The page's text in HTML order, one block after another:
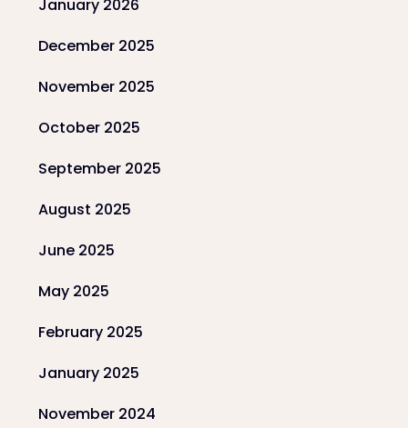
January 2026
December 2025
November 2025
October 2025
September 2025
August 2025
June 2025
May 2025
February 2025
January 2025
November 2024